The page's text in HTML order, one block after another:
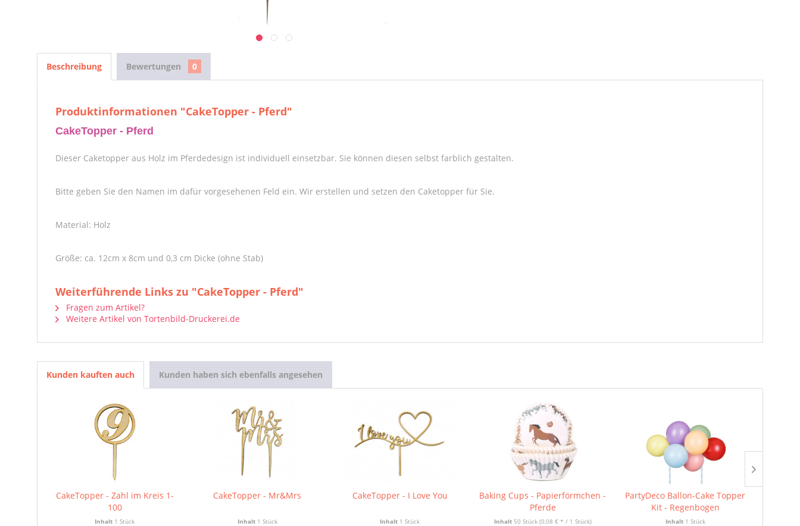
Beschreibung Bewertungen 0
Produktinformationen "CakeTopper - Pferd"
CakeTopper - Pferd
Dieser Caketopper aus Holz im Pferdedesign ist individuell einsetzbar. Sie können diesen selbst farblich gestalten.
Bitte geben Sie den Namen im dafür vorgesehenen Feld ein. Wir erstellen und setzen den Caketopper für Sie.
Material: Holz
Größe: ca. 12cm x 8cm und 0,3 cm Dicke (ohne Stab)
Weiterführende Links zu "CakeTopper - Pferd"
Fragen zum Artikel?
Weitere Artikel von Tortenbild-Druckerei.de
Kunden kauften auch Kunden haben sich ebenfalls angesehen
CakeTopper - Zahl im Kreis 1-
100
Inhalt 1 Stück
CakeTopper - Mr&Mrs
Inhalt 1 Stück
CakeTopper - I Love You
Inhalt 1 Stück
Baking Cups - Papierförmchen -
Pferde
Inhalt 50 Stück (0,08 € * / 1 Stück)
PartyDeco Ballon-Cake Topper
Kit - Regenbogen
Inhalt 1 Stück